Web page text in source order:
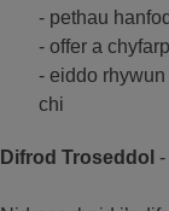
- pethau
- offer a
- eiddo
chi
Difrod Troseddol -